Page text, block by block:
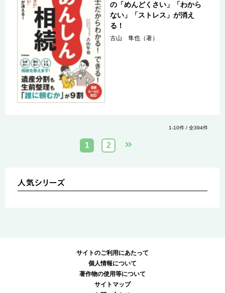
の「めんどくさい」「わから
ない」「ストレス」が消え
る！
古山 隼也（著）
1-10件 / 全394件
1 2
サイトのご利用にあたって
個人情報について
著作物の使用等について
サイトマップ